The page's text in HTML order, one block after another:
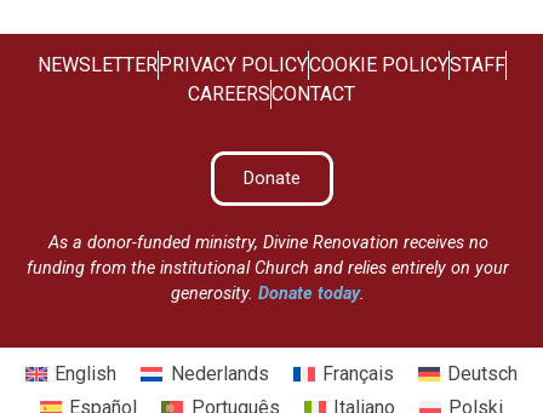
NEWSLETTER PRIVACY POLICYCOOKIE POLICYSTAFF
CAREERSCONTACT
Donate
As a donor-funded ministry, Divine Renovation receives no
funding from the institutional Church and relies entirely on your
generosity.Donate today.
English Nederlands Français
Deutsch
Español
Português Italiano Polski